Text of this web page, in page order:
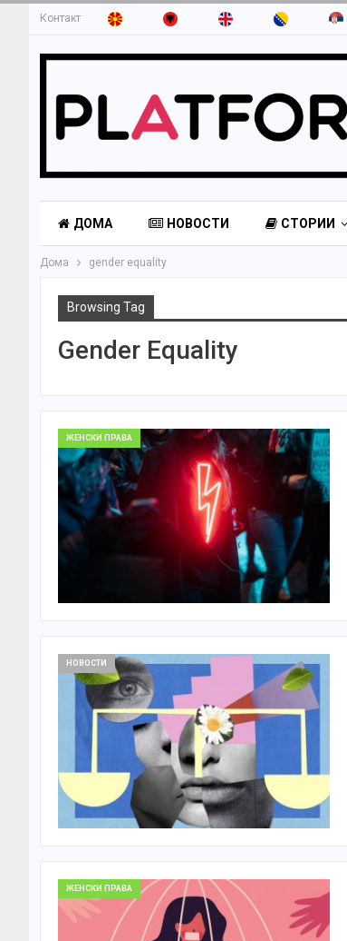
Контакт
ДОМА НОВОСТИ СТОРИИ
Дома gender equality
Browsing Tag
Gender Equality
ЖЕНСКИ ПРАВА
НОВОСТИ
ЖЕНСКИ ПРАВА